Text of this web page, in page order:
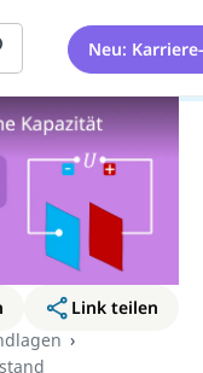
Neu:
Link teilen